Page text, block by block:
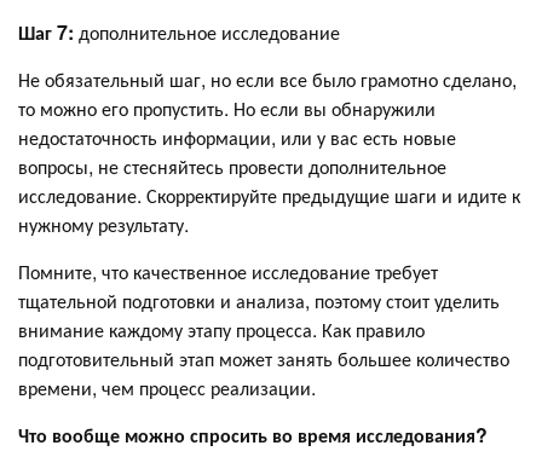
Шаг 7: дополнительное исследование
Не обязательный шаг, но если все было грамотно сделано,
то можно его пропустить. Но если вы обнаружили
недостаточность информации, или у вас есть новые
вопросы, не стесняйтесь провести дополнительное
исследование. Скорректируйте предыдущие шаги и идите к
нужному результату.
Помните, что качественное исследование требует
тщательной подготовки и анализа, поэтому стоит уделить
внимание каждому этапу процесса. Как правило
подготовительный этап может занять большее количество
времени, чем процесс реализации.
Что вообще можно спросить во время исследования?